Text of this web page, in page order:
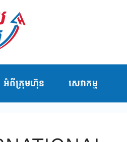
អំពីក្រុមហ៊ុន សេវាកម្ម